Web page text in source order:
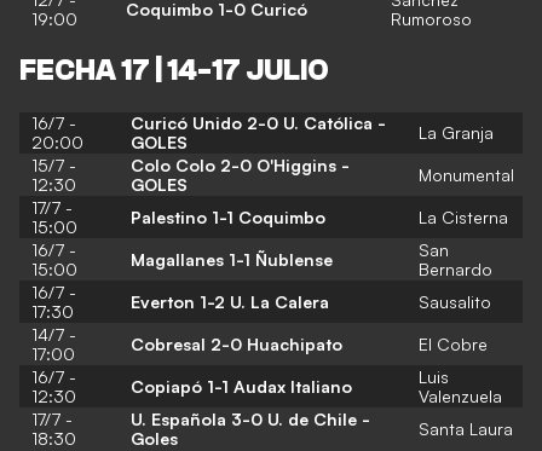
19:00
Coquimbo 1-0 Curicó
Rumoroso
FECHA 17 | 14-17 JULIO
16/7 -
20:00
Curicó Unido 2-0 U. Católica -
GOLES
La Granja
15/7 -
12:30
Colo Colo 2-0 O'Higgins -
GOLES
Monumental
17/7 -
15:00
Palestino 1-1 Coquimbo
La Cisterna
16/7 -
15:00
Magallanes 1-1 Ñublense
San
Bernardo
16/7 -
17:30
Everton 1-2 U. La Calera
Sausalito
14/7 -
17:00
Cobresal 2-0 Huachipato
El Cobre
16/7 -
12:30
Copiapó 1-1 Audax Italiano
Luis
Valenzuela
17/7 -
18:30
U. Española 3-0 U. de Chile -
Goles
Santa Laura